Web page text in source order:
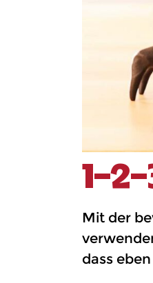
1-2-
Mit der
dass